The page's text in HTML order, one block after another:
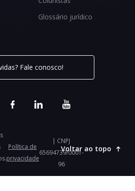
Glossário jurídico
Fale conosco!
Política de
privacidade
| CNPJ
65694739/0001-
96
Voltar ao topo